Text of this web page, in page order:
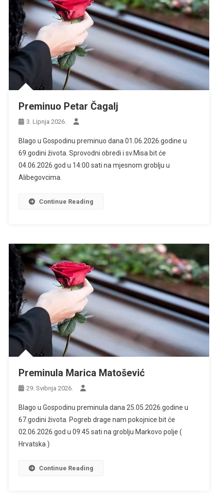
Preminuo Petar Čagalj
3. Lipnja 2026.
Blago u Gospodinu preminuo dana 01.06.2026.godine u
69.godini života. Sprovodni obredi i sv.Misa bit će
04.06.2026.god u 14:00 sati na mjesnom groblju u
Alibegovcima.
Continue Reading
Preminula Marica Matošević
29. Svibnja 2026.
Blago u Gospodinu preminula dana 25.05.2026.godine u
67.godini života. Pogreb drage nam pokojnice bit će
02.06.2026.god u 09:45 sati na groblju Markovo polje (
Hrvatska )
Continue Reading